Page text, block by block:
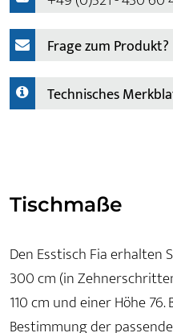
Frage zum Produkt?
Technisches
Tischmaße
Den Esstisch Fia erhalten
300 cm (in
110 cm und einer Höhe
Bestimmung der